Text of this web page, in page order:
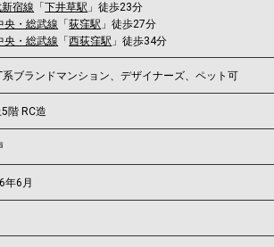
宿線 「下井草駅 」徒歩23分
央・総武線 「荻窪駅 」徒歩27分
央・総武線 「西荻窪駅 」徒歩34分
系ブランドマンション、デザイナーズ、ペット可
階 RC造
年6月